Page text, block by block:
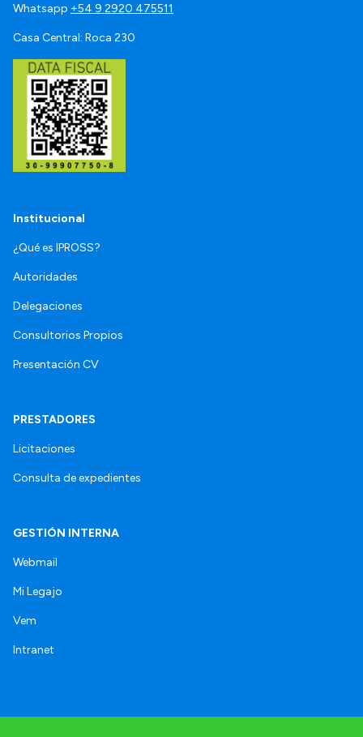
Whatsapp +54 9 2920 475511
Casa Central: Roca 230
Institucional
¿Qué es IPROSS?
Autoridades
Delegaciones
Consultorios Propios
Presentación CV
PRESTADORES
Licitaciones
Consulta de expedientes
GESTIÓN INTERNA
Webmail
Mi Legajo
Vem
Intranet